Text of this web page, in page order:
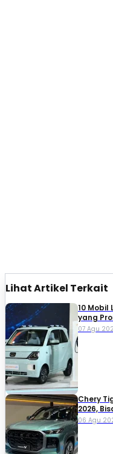
Lihat Artikel Terkait
10 Mobil
yang
07 Agu
Chery
2026,
06 Agu